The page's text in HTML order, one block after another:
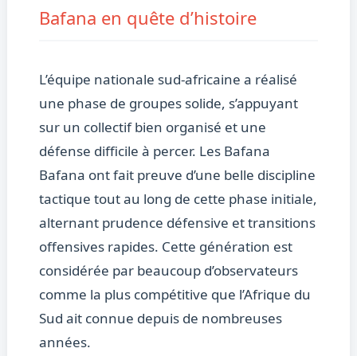
Bafana en quête d’histoire
L’équipe nationale sud-africaine a réalisé
une phase de groupes solide, s’appuyant
sur un collectif bien organisé et une
défense difficile à percer. Les Bafana
Bafana ont fait preuve d’une belle discipline
tactique tout au long de cette phase initiale,
alternant prudence défensive et transitions
offensives rapides. Cette génération est
considérée par beaucoup d’observateurs
comme la plus compétitive que l’Afrique du
Sud ait connue depuis de nombreuses
années.